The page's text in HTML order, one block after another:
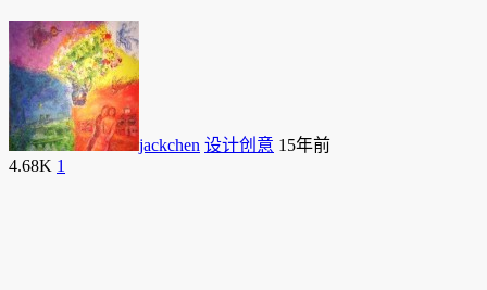
jackchen 设计创意 15年前
4.68K 1